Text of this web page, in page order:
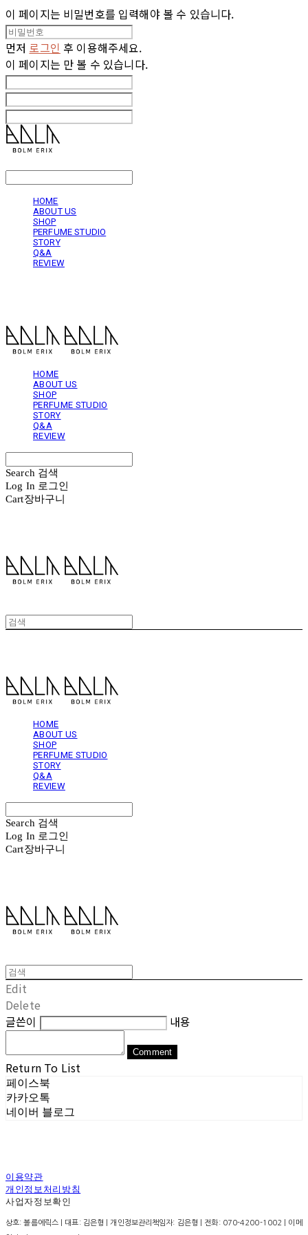
이 페이지는 비밀번호를 입력해야 볼 수 있습니다.
먼저 로그인 후 이용해주세요.
이 페이지는 만 볼 수 있습니다.
HOME
ABOUT US
SHOP
PERFUME STUDIO
STORY
Q&A
REVIEW
HOME
ABOUT US
SHOP
PERFUME STUDIO
STORY
Q&A
REVIEW
Search 검색
Log In 로그인
Cart장바구니
HOME
ABOUT US
SHOP
PERFUME STUDIO
STORY
Q&A
REVIEW
Search 검색
Log In 로그인
Cart장바구니
Edit
Delete
글쓴이
내용
Comment
Return To List
페이스북
카카오톡
네이버 블로그
이용약관
개인정보처리방침
사업자정보확인
상호: 볼름에릭스 | 대표: 김은형 | 개인정보관리책임자: 김은형 | 전화: 070-4200-1002 | 이메